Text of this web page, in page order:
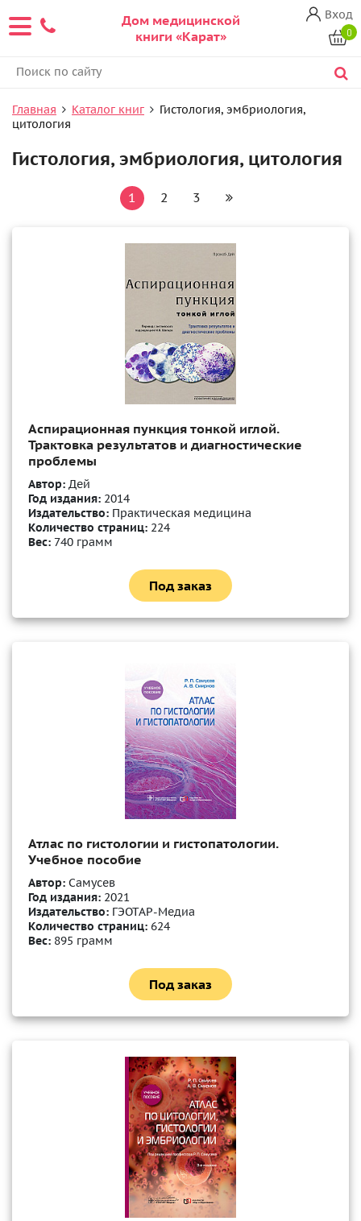
Дом медицинской
книги «Карат»
Вход
0
Главная Каталог книг
Гистология, эмбриология,
цитология
Гистология, эмбриология, цитология
1 2 3
Аспирационная пункция тонкой иглой.
Трактовка результатов и диагностические
проблемы
Автор: Дей
Год издания: 2014
Издательство: Практическая медицина
Количество страниц: 224
Вес: 740 грамм
Под заказ
Атлас по гистологии и гистопатологии.
Учебное пособие
Автор: Самусев
Год издания: 2021
Издательство: ГЭОТАР-Медиа
Количество страниц: 624
Вес: 895 грамм
Под заказ